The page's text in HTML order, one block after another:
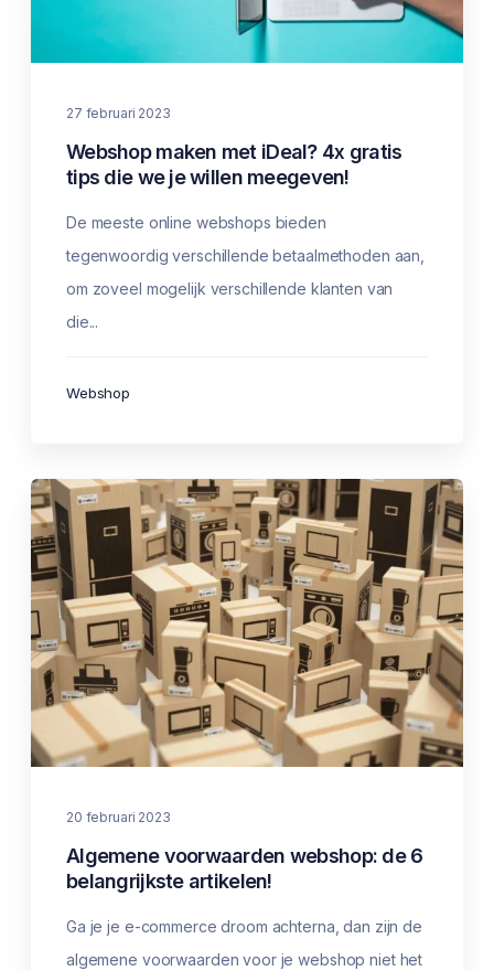
27 februari 2023
Webshop maken met iDeal? 4x gratis
tips die we je willen meegeven!
De meeste online webshops bieden
tegenwoordig verschillende betaalmethoden aan,
om zoveel mogelijk verschillende klanten van
die...
Webshop
20 februari 2023
Algemene voorwaarden webshop: de 6
belangrijkste artikelen!
Ga je je e-commerce droom achterna, dan zijn de
algemene voorwaarden voor je webshop niet het